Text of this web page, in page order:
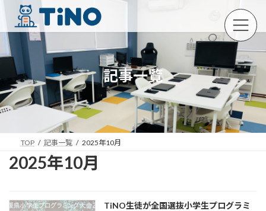
ン
ツ
ス
キ
ッ
プ
ー
シ
ン
に
移
動
記事一覧
TOP 記事一覧 2025年10月
2025年10月
TiNO生徒が全国選抜小学生プログラミ